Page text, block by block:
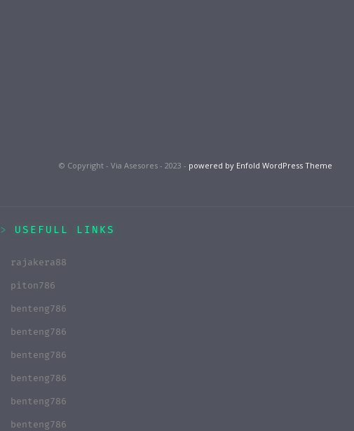
© Copyright - Via Asesores - 2023 - powered by Enfold WordPress Theme
USEFULL LINKS
rajakera88
piton786
benteng786
benteng786
benteng786
benteng786
benteng786
benteng786